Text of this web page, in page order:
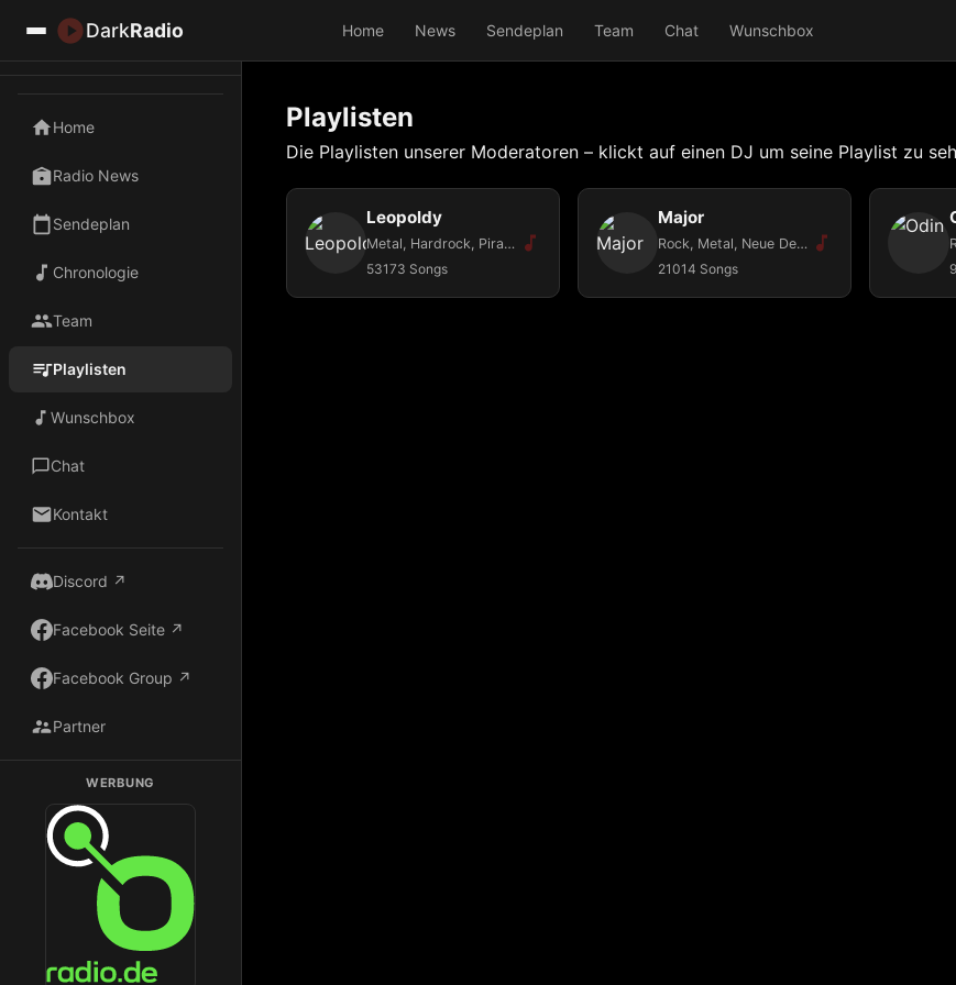
DarkRadio Home News Sendeplan Team Chat Wunschbox
Home
Radio News
Sendeplan
Chronologie
Team
Playlisten
Wunschbox
Chat
Kontakt
Discord ↗
Facebook Seite ↗
Facebook Group ↗
Partner
WERBUNG
Dark Radio auf Radio.de hören
Playlisten
Die Playlisten unserer Moderatoren – klickt auf einen DJ um seine Playlist zu
Leopoldy
Metal, Hardrock, Pirat Rock, Blues, All dark Musik
53173 Songs
Major
Rock, Metal, Neue Deutsche Härte, Elektro Dance Music
21014 Songs